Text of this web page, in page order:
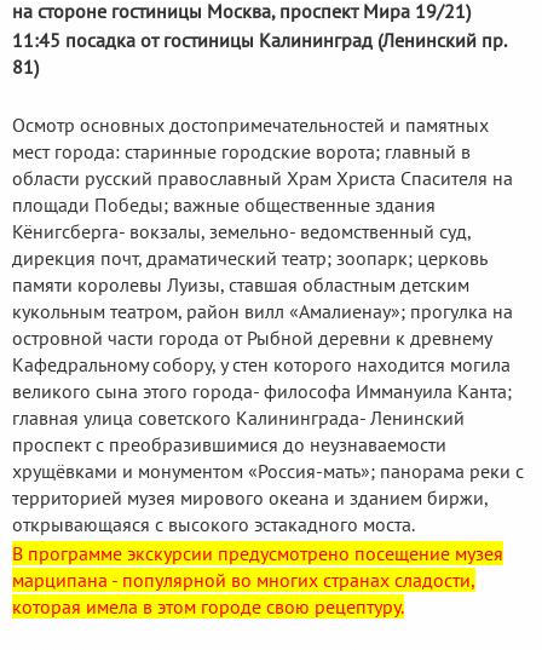
на стороне гостиницы Москва, проспект Мира 19/21)
11:45 посадка от гостиницы Калининград (Ленинский пр.
81)
Осмотр основных достопримечательностей и памятных
мест города: старинные городские ворота; главный в
области русский православный Храм Христа Спасителя на
площади Победы; важные общественные здания
Кёнигсберга- вокзалы, земельно- ведомственный суд,
дирекция почт, драматический театр; зоопарк; церковь
памяти королевы Луизы, ставшая областным детским
кукольным театром, район вилл «Амалиенау»; прогулка на
островной части города от Рыбной деревни к древнему
Кафедральному собору, у стен которого находится могила
великого сына этого города- философа Иммануила Канта;
главная улица советского Калининграда- Ленинский
проспект с преобразившимися до неузнаваемости
хрущёвками и монументом «Россия-мать»; панорама реки с
территорией музея мирового океана и зданием биржи,
открывающаяся с высокого эстакадного моста.
В программе экскурсии предусмотрено посещение музея
марципана - популярной во многих странах сладости,
которая имела в этом городе свою рецептуру.